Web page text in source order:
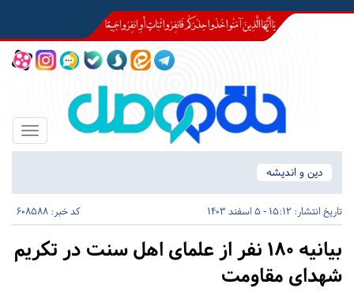
Toggle
دین و اندیشه
تاریخ انتشار: 15:12 - 5 اسفند 1403 کد خبر: 608588
بیانیه ۱۸۰ نفر از علمای اهل سنت در تکریم
شهدای مقاومت